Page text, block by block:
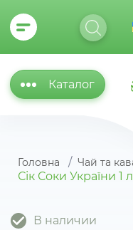
Каталог
Головна Чай та
Сік Соки України
В наличии